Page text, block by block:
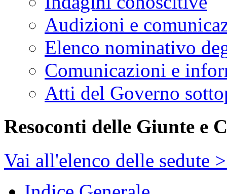
Emendamenti
Attività di indirizzo,
Interrogazioni,
Indagini conoscitive
Audizioni e
Elenco nominativo
Comunicazioni e
Atti del Governo